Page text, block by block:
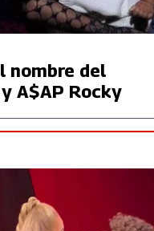
nombre del
A$AP Rocky